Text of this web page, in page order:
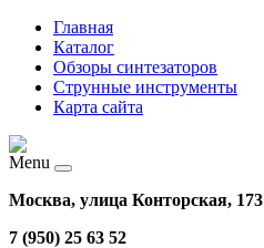
Главная
Каталог
Обзоры синтезаторов
Струнные инструменты
Карта сайта
Menu
Москва, улица Конторская, 173
7 (950) 25 63 52